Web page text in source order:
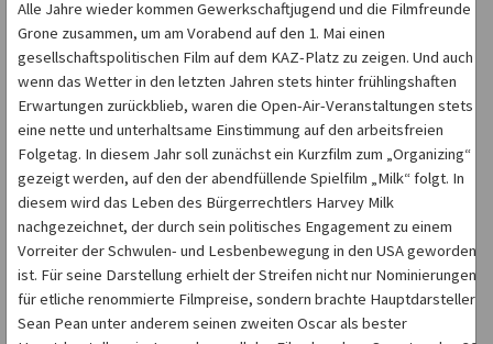
Alle Jahre wieder kommen Gewerkschaftjugend und die Filmfreunde
Grone zusammen, um am Vorabend auf den 1. Mai einen
gesellschaftspolitischen Film auf dem KAZ-Platz zu zeigen. Und auch
wenn das Wetter in den letzten Jahren stets hinter frühlingshaften
Erwartungen zurückblieb, waren die Open-Air-Veranstaltungen stets
eine nette und unterhaltsame Einstimmung auf den arbeitsfreien
Folgetag. In diesem Jahr soll zunächst ein Kurzfilm zum „Organizing“
gezeigt werden, auf den der abendfüllende Spielfilm „Milk“ folgt. In
diesem wird das Leben des Bürgerrechtlers Harvey Milk
nachgezeichnet, der durch sein politisches Engagement zu einem
Vorreiter der Schwulen- und Lesbenbewegung in den USA geworden
ist. Für seine Darstellung erhielt der Streifen nicht nur Nominierungen
für etliche renommierte Filmpreise, sondern brachte Hauptdarsteller
Sean Pean unter anderem seinen zweiten Oscar als bester